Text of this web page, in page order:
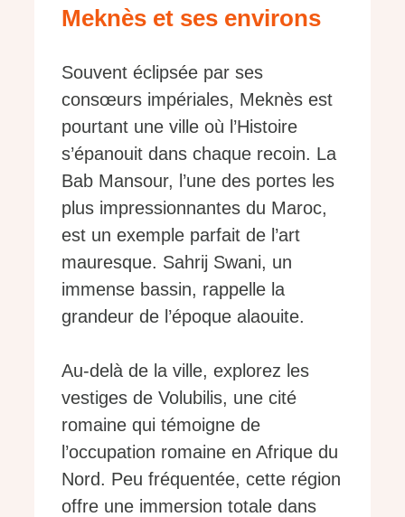
Meknès et ses environs
Souvent éclipsée par ses
consœurs impériales, Meknès est
pourtant une ville où l’Histoire
s’épanouit dans chaque recoin. La
Bab Mansour, l’une des portes les
plus impressionnantes du Maroc,
est un exemple parfait de l’art
mauresque. Sahrij Swani, un
immense bassin, rappelle la
grandeur de l’époque alaouite.
Au-delà de la ville, explorez les
vestiges de Volubilis, une cité
romaine qui témoigne de
l’occupation romaine en Afrique du
Nord. Peu fréquentée, cette région
offre une immersion totale dans